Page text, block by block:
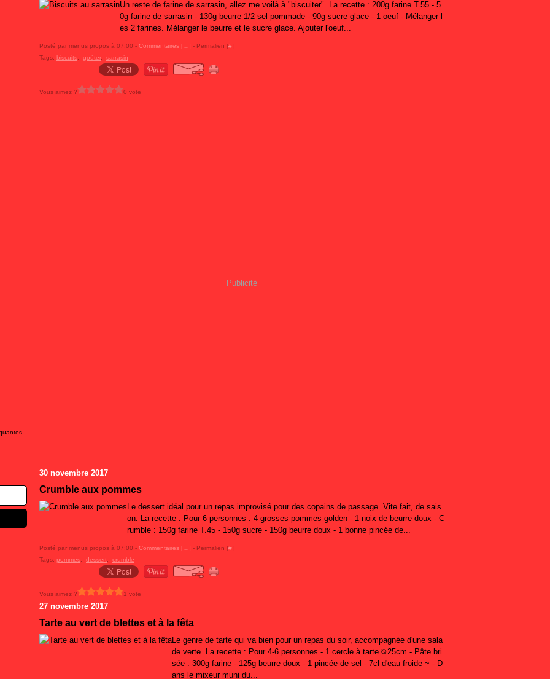
Un reste de farine de sarrasin, allez me voilà à "biscuiter". La recette : 200g farine T.55 - 5
0g farine de sarrasin - 130g beurre 1/2 sel pommade - 90g sucre glace - 1 oeuf - Mélanger l
es 2 farines. Mélanger le beurre et le sucre glace. Ajouter l'oeuf...
Posté par menus propos à 07:00 - Commentaires [ ] - Permalien [#]
Tags: biscuits goûter, sarrasin
Vous aimez ? 0 vote
Publicité
30 novembre 2017
Crumble aux pommes
Le dessert idéal pour un repas improvisé pour des copains de passage. Vite fait, de sais
on. La recette : Pour 6 personnes : 4 grosses pommes golden - 1 noix de beurre doux - C
rumble : 150g farine T.45 - 150g sucre - 150g beurre doux - 1 bonne pincée de...
Posté par menus propos à 07:00 - Commentaires [ ] - Permalien [#]
Tags: pommes dessert crumble
Vous aimez ? 1 vote
27 novembre 2017
Tarte au vert de blettes et à la fêta
Le genre de tarte qui va bien pour un repas du soir, accompagnée d'une sala
de verte. La recette : Pour 4-6 personnes - 1 cercle à tarte ⦰25cm - Pâte bri
sée : 300g farine - 125g beurre doux - 1 pincée de sel - 7cl d'eau froide ~ - D
ans le mixeur muni du...